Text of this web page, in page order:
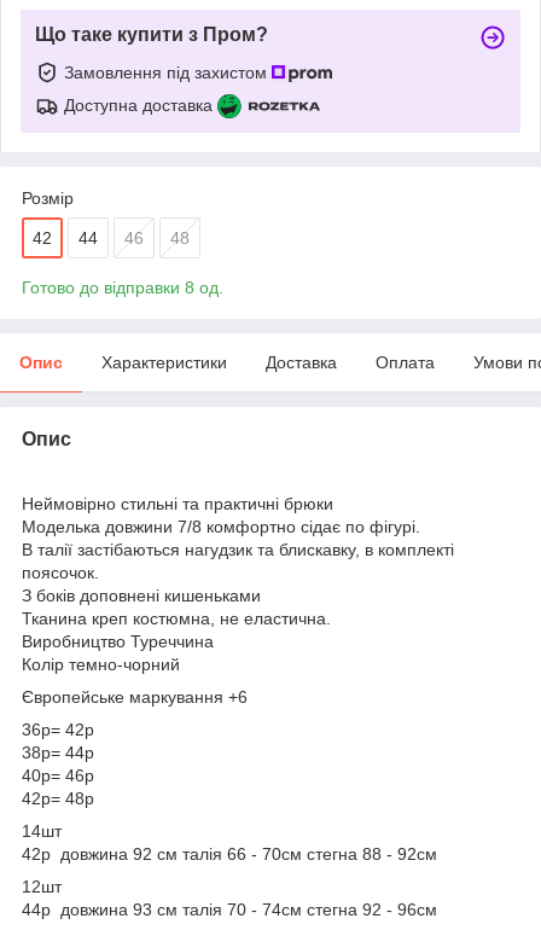
Що таке купити з Пром?
Замовлення під захистом
Доступна доставка
Розмір
42 44 46 48
Готово до відправки 8 од.
Опис Характеристики Доставка Оплата Умови
Опис
Неймовірно стильні та практичні брюки
Моделька довжини 7/8 комфортно сідає по фігурі.
В талії застібаються нагудзик та блискавку, в комплекті
поясочок.
З боків доповнені кишеньками
Тканина креп костюмна, не еластична.
Виробництво Туреччина
Колір темно-чорний
Європейське маркування +6
36р= 42р
38р= 44р
40р= 46р
42р= 48р
14шт
42р довжина 92 см талія 66 - 70см стегна 88 - 92см
12шт
44р довжина 93 см талія 70 - 74см стегна 92 - 96см